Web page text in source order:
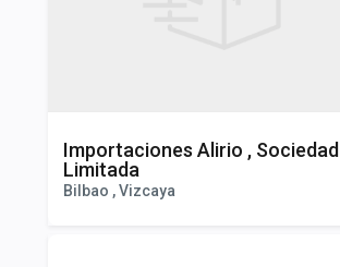
Importaciones Alirio , Sociedad
Limitada
Bilbao , Vizcaya